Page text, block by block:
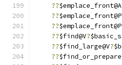
??
??
??
??$find@V?
??$find_large@V?
??